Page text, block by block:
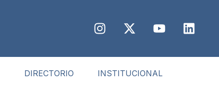
DIRECTORIO INSTITUCIONAL